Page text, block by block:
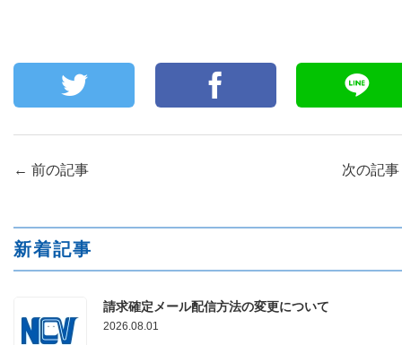
← 前の記事 次の記事
新着記事
請求確定メール配信方法の変更について
2026.08.01